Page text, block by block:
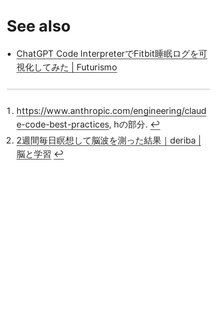
See also
ChatGPT Code InterpreterでFitbit睡眠ログを可
視化してみた | Futurismo
https://www.anthropic.com/engineering/claud
e-code-best-practices, hの部分. ↩︎
2週間毎日瞑想して脳波を測った結果｜deriba |
脳と学習 ↩︎